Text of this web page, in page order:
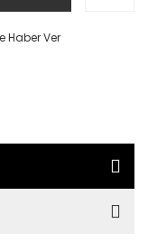
Haber Ver